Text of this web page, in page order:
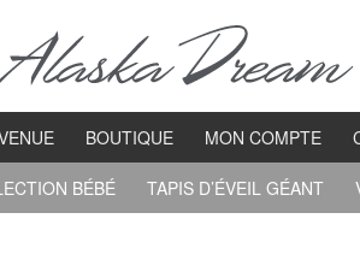
BOUTIQUE MON COMPTE
BÉBÉ TAPIS D’ÉVEIL GÉANT